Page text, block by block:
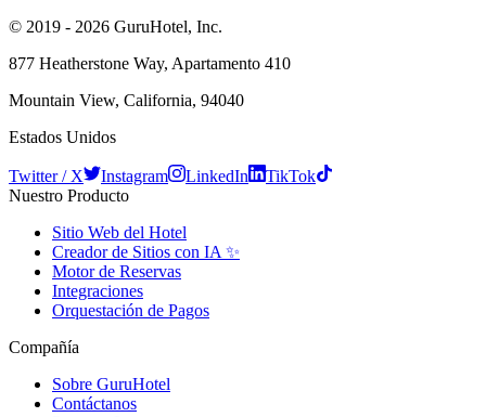
© 2019 - 2026 GuruHotel, Inc.
877 Heatherstone Way, Apartamento 410
Mountain View, California, 94040
Estados Unidos
Twitter / X Instagram LinkedIn
TikTok
Nuestro Producto
Sitio Web del Hotel
Creador de Sitios con IA ✨
Motor de Reservas
Integraciones
Orquestación de Pagos
Compañía
Sobre GuruHotel
Contáctanos